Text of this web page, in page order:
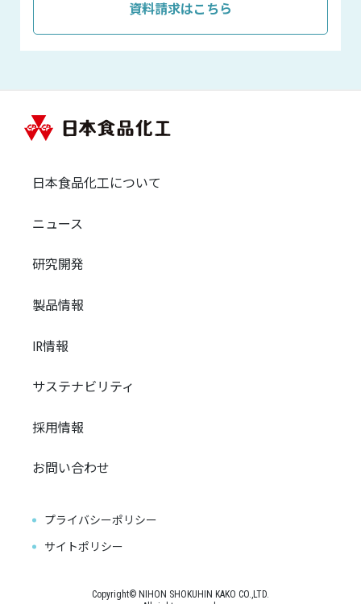
資料請求はこちら
日本食品化工について
ニュース
研究開発
製品情報
IR情報
サステナビリティ
採用情報
お問い合わせ
プライバシーポリシー
サイトポリシー
Copyright© NIHON SHOKUHIN KAKO CO.,LTD.